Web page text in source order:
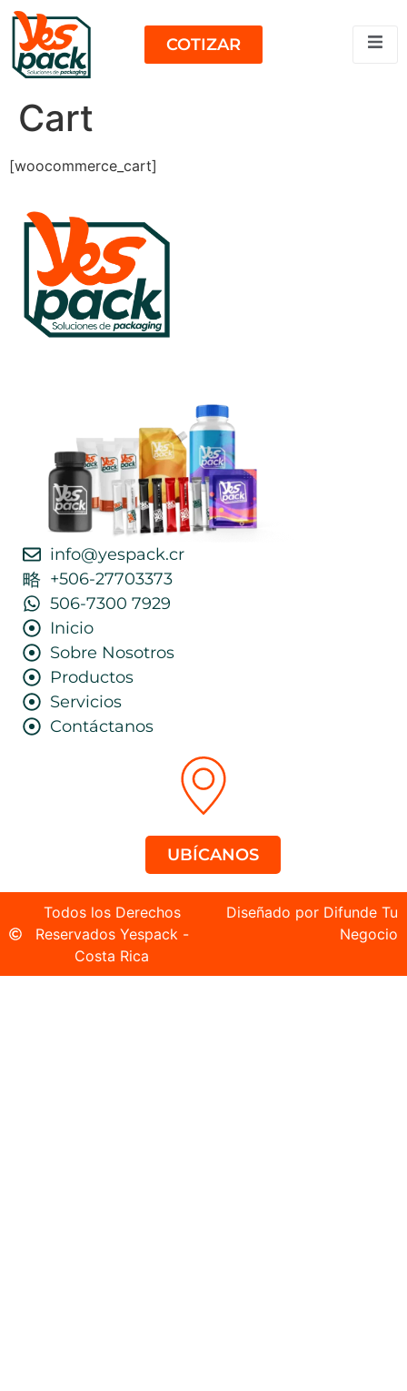
COTIZAR
Cart
[woocommerce_cart]
info@yespack.cr
+506-27703373
506-7300 7929
Inicio
Sobre Nosotros
Productos
Servicios
Contáctanos
UBÍCANOS
Todos los Derechos
Reservados Yespack -
Costa Rica
Diseñado por Difunde Tu
Negocio